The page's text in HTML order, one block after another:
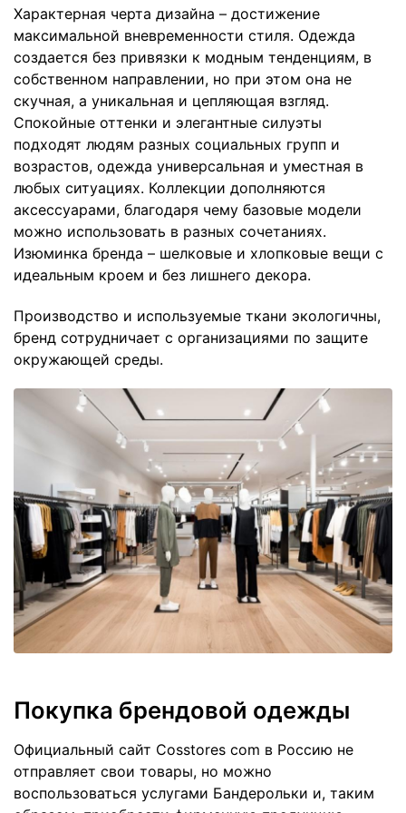
Характерная черта дизайна – достижение
максимальной вневременности стиля. Одежда
создается без привязки к модным тенденциям, в
собственном направлении, но при этом она не
скучная, а уникальная и цепляющая взгляд.
Спокойные оттенки и элегантные силуэты
подходят людям разных социальных групп и
возрастов, одежда универсальная и уместная в
любых ситуациях. Коллекции дополняются
аксессуарами, благодаря чему базовые модели
можно использовать в разных сочетаниях.
Изюминка бренда – шелковые и хлопковые вещи с
идеальным кроем и без лишнего декора.
Производство и используемые ткани экологичны,
бренд сотрудничает с организациями по защите
окружающей среды.
Покупка брендовой одежды
Официальный сайт Cosstores com в Россию не
отправляет свои товары, но можно
воспользоваться услугами Бандерольки и, таким